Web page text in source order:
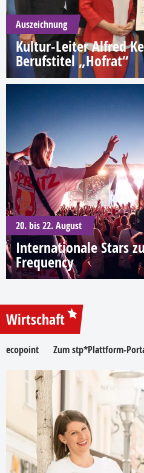
Auszeichnung
Kultur-Leiter Alfred
Berufstitel „Hofrat“
20. bis 22. August
Internationale Stars
Frequency
Wirtschaft
ecopoint Zum stp*Plattform-